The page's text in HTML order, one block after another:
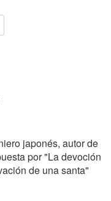
japonés, autor de
por "La devoción
de una santa"